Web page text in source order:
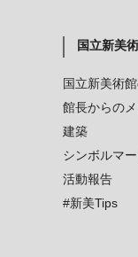
国立新美
国立新美術
館長からの
建築
シンボルマ
活動報告
#新美Tips